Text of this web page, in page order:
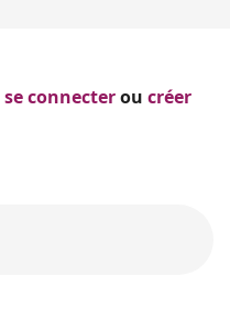
se connecterou créer